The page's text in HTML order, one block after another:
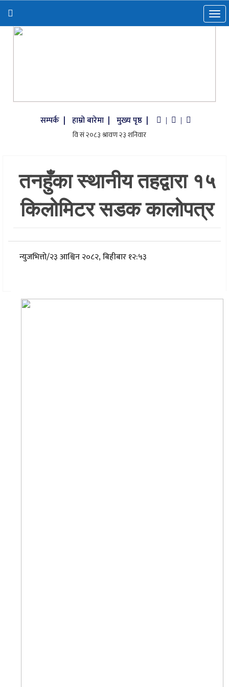
सम्पर्क | हाम्रो बारेमा | मुख्य पृष्ठ | | |
तनहुँका स्थानीय तहद्वारा १५
किलोमिटर सडक कालोपत्र
न्युजभित्तो/२३ आश्विन २०८२, बिहीबार १२:५३